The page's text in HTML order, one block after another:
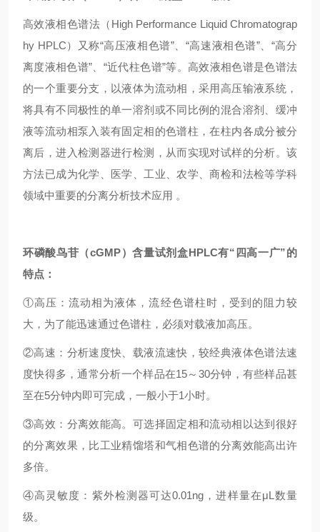
高效液相色谱法（High Performance Liquid Chromatograp
hy HPLC）又称“高压液相色谱”、“高速液相色谱”、“高分
离度液相色谱”、“近代柱色谱”等。高效液相色谱是色谱法
的一个重要分支，以液体为流动相，采用高压输液系统，
将具有不同极性的单一溶剂或不同比例的混合溶剂、缓冲
液等流动相泵入装有固定相的色谱柱，在柱内各成分被分
离后，进入检测器进行检测，从而实现对试样的分析。该
方法已成为化学、医学、工业、农学、商检和法检等学科
领域中重要的分离分析技术应用 。
环磷酸鸟苷（cGMP）含量试剂盒HPLC有“四高一广”的
特点：
①高压：流动相为液体，流经色谱柱时，受到的阻力较
大，为了能迅速通过色谱柱，必须对载液加高压。
②高速：分析速度快、载液流速快，较经典液体色谱法速
度快得多，通常分析一个样品在15～30分钟，有些样品甚
至在5分钟内即可完成，一般小于1小时。
③高效：分离效能高。可选择固定相和流动相以达到很好
的分离效果，比工业精馏塔和气相色谱的分离效能高出许
多倍。
④高灵敏度：紫外检测器可达0.01ng，进样量在μL数量
级。